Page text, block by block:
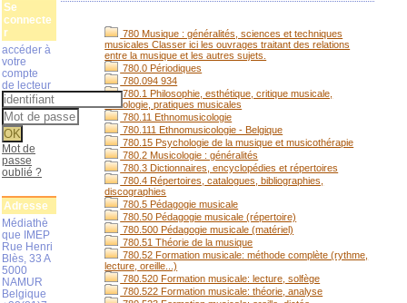
780 Musique : généralités, sciences et techniques
musicales Classer ici les ouvrages traitant des relations
entre la musique et les autres sujets.
780.0 Périodiques
780.094 934
780.1 Philosophie, esthétique, critique musicale,
sociologie, pratiques musicales
780.11 Ethnomusicologie
780.111 Ethnomusicologie - Belgique
780.15 Psychologie de la musique et musicothérapie
780.2 Musicologie : généralités
780.3 Dictionnaires, encyclopédies et répertoires
780.4 Répertoires, catalogues, bibliographies,
discographies
780.5 Pédagogie musicale
780.50 Pédagogie musicale (répertoire)
780.500 Pédagogie musicale (matériel)
780.51 Théorie de la musique
780.52 Formation musicale: méthode complète (rythme,
lecture, oreille...)
780.520 Formation musicale: lecture, solfège
780.522 Formation musicale: théorie, analyse
Se
connecte
r
accéder à
votre
compte
de lecteur
Mot de
passe
oublié ?
Adresse
Médiathè
que IMEP
Rue Henri
Blès, 33 A
5000
NAMUR
Belgique